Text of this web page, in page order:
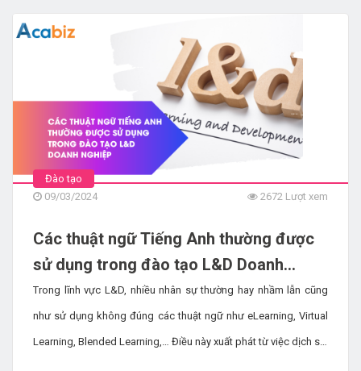
Giải đáp thắc mắc: Chọn nhân viên
“tâm” hay “tài”?
11978 Lượt xem
Đào tạo
09/03/2024
2672 Lượt xem
Các thuật ngữ Tiếng Anh thường được
sử dụng trong đào tạo L&D Doanh
nghiệp
Trong lĩnh vực L&D, nhiều nhân sự thường hay nhầm lẫn cũng
như sử dụng không đúng các thuật ngữ như eLearning, Virtual
Learning, Blended Learning,… Điều này xuất phát từ việc dịch sai